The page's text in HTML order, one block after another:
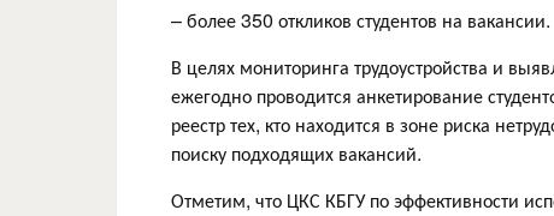
– более 350 откликов студентов на вакансии.
В целях мониторинга трудоустройства и
ежегодно проводится анкетирование
реестр тех, кто находится в зоне риска
поиску подходящих вакансий.
Отметим, что ЦКС КБГУ по эффективности